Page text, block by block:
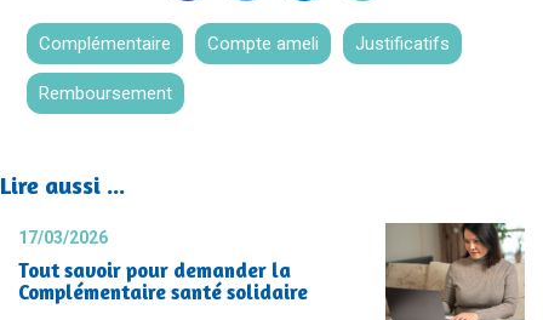
mail
Complémentaire Compte ameli Justificatifs
Remboursement
Lire aussi ...
17/03/2026
Tout savoir pour demander la
Complémentaire santé solidaire